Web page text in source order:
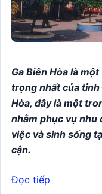
Ga Biên Hòa là
trọng nhất của tỉnh
Hòa, đây là một
nhằm phục vụ nhu
việc và sinh sống
cận.
Đọc tiếp